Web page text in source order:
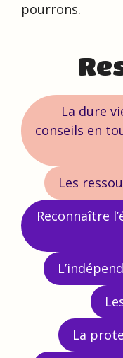
pourrons.
La dure
conseils en
Les
Reconnaître
La